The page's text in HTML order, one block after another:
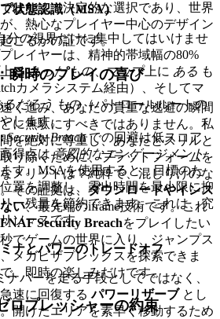
状態認識（MSA）
分の視界だけに集中してはいけませ
レイヤーは、精神的帯域幅の80%
にあったもの、マップ上に ある も
カメラシステム経由）、そしてマ
るだろう もの（パトロールルートの
します。
Security Breachでの回避は低スコア
得点は意図的なエンゲージメント
す。MSAを使用すると、目標のた
置を調整し、露出時間を最小限に抑
ー残量を節約できます。これは、究
ソースです。
ナとパワーのトレードオフ
ナバーを走る手段としてではなく、
速に回復するパワーリザーブとし
開けたエリアを素早く移動するため
はなく、決定的な選択であり、世界
、熱心なプレイヤー中心のデザイン
こるかの証です。
瞬時のプレイの喜び
く進み、あなたの貴重な逃避の瞬間
に無駄にすべきではありません。私
を絶対に尊重し、あなたとスリルと
り除くために、プラットフォームを
メリットは？純粋で、混じりけのな
その証拠は、 ダウンロードやインス
い、最先端のiframe技術です。これ
FNAF Security Breachをプレイしたい
でゲームの世界に入り、ジャンプス
メガピザプレックスを探索できま
、即時の楽しみだけです。
ロプレッシャーの約束